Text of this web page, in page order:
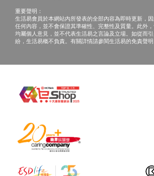
高壓工作熬夜人群
睡眠質素差人群
服用方法
成份
膠囊、色素(E171)
注意事項
不適合孕婦使用，長期病患及對配
重要聲明：
生活易會員於本網站內所發表的全部內容為即時更新，
任何內容，並不會保證其準確性、完整性及質量。此外
均屬個人意見，並不代表生活易之言論及立場。如從而
紛，生活易概不負責。有關詳情請參閱生活易的免責聲明